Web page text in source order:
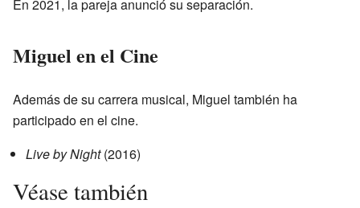
En 2021, la pareja anunció su separación.
Miguel en el Cine
Además de su carrera musical, Miguel también ha
participado en el cine.
Live by Night(2016)
Véase también